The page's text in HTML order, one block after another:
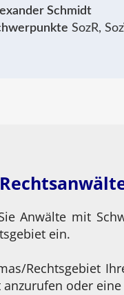
Schmidt
SozR,
Anwälte mit
ein.
Rechtsgebiet
oder